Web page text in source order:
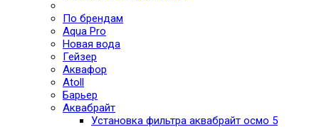
По брендам
Aqua Pro
Новая вода
Гейзер
Аквафор
Atoll
Барьер
Аквабрайт
Установка фильтра аквабрайт осмо 5